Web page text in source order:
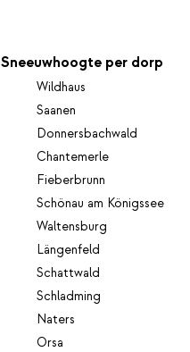
Sneeuwhoogte per dorp
Wildhaus
Saanen
Donnersbachwald
Chantemerle
Fieberbrunn
Schönau am Königssee
Waltensburg
Längenfeld
Schattwald
Schladming
Naters
Orsa